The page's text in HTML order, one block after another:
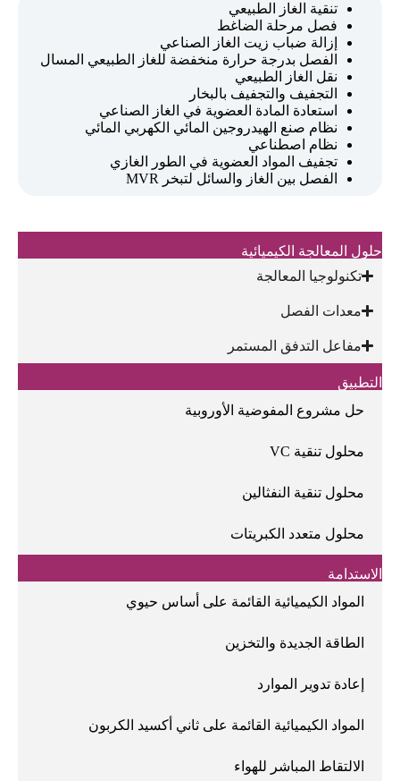
تنقية الغاز الطبيعي
فصل مرحلة الضاغط
إزالة ضباب زيت الغاز الصناعي
الفصل بدرجة حرارة منخفضة للغاز الطبيعي المسال
نقل الغاز الطبيعي
التجفيف والتجفيف بالبخار
استعادة المادة العضوية في الغاز الصناعي
نظام صنع الهيدروجين المائي الكهربي المائي
نظام اصطناعي
تجفيف المواد العضوية في الطور الغازي
الفصل بين الغاز والسائل لتبخر MVR
حلول المعالجة الكيميائية
تكنولوجيا المعالجة
معدات الفصل
مفاعل التدفق المستمر
التطبيق
حل مشروع المفوضية الأوروبية
محلول تنقية VC
محلول تنقية النفثالين
محلول متعدد الكبريتات
الاستدامة
المواد الكيميائية القائمة على أساس حيوي
الطاقة الجديدة والتخزين
إعادة تدوير الموارد
المواد الكيميائية القائمة على ثاني أكسيد الكربون
الالتقاط المباشر للهواء